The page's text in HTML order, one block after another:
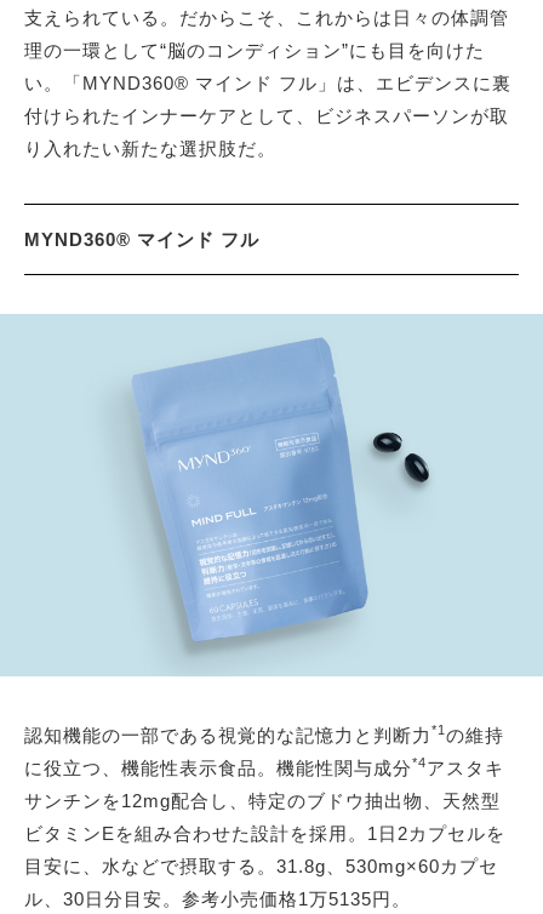
支えられている。だからこそ、これからは日々の体調管
理の一環として“脳のコンディション”にも目を向けた
い。「MYND360® マインド フル」は、エビデンスに裏
付けられたインナーケアとして、ビジネスパーソンが取
り入れたい新たな選択肢だ。
MYND360® マインド フル
認知機能の一部である視覚的な記憶力と判断力 *1の維持
に役立つ、機能性表示食品。機能性関与成分*4アスタキ
サンチンを12mg配合し、特定のブドウ抽出物、天然型
ビタミンEを組み合わせた設計を採用。1日2カプセルを
目安に、水などで摂取する。31.8g、530mg×60カプセ
ル、30日分目安。参考小売価格1万5135円。